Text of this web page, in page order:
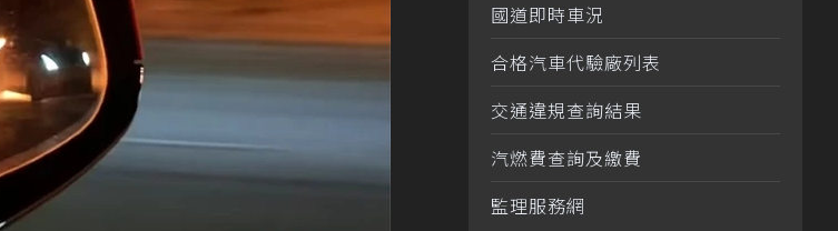
國道即時車況
合格汽車代驗廠列表
交通違規查詢結果
汽燃費查詢及繳費
監理服務網